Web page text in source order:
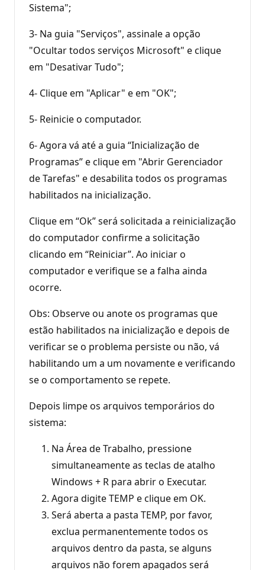
Sistema";
3- Na guia "Serviços", assinale a opção
"Ocultar todos serviços Microsoft" e clique
em "Desativar Tudo";
4- Clique em "Aplicar" e em "OK";
5- Reinicie o computador.
6- Agora vá até a guia “Inicialização de
Programas” e clique em "Abrir Gerenciador
de Tarefas" e desabilita todos os programas
habilitados na inicialização.
Clique em “Ok” será solicitada a reinicialização
do computador confirme a solicitação
clicando em “Reiniciar”. Ao iniciar o
computador e verifique se a falha ainda
ocorre.
Obs: Observe ou anote os programas que
estão habilitados na inicialização e depois de
verificar se o problema persiste ou não, vá
habilitando um a um novamente e verificando
se o comportamento se repete.
Depois limpe os arquivos temporários do
sistema:
Na Área de Trabalho, pressione
simultaneamente as teclas de atalho
Windows + R para abrir o Executar.
Agora digite TEMP e clique em OK.
Será aberta a pasta TEMP, por favor,
exclua permanentemente todos os
arquivos dentro da pasta, se alguns
arquivos não forem apagados será